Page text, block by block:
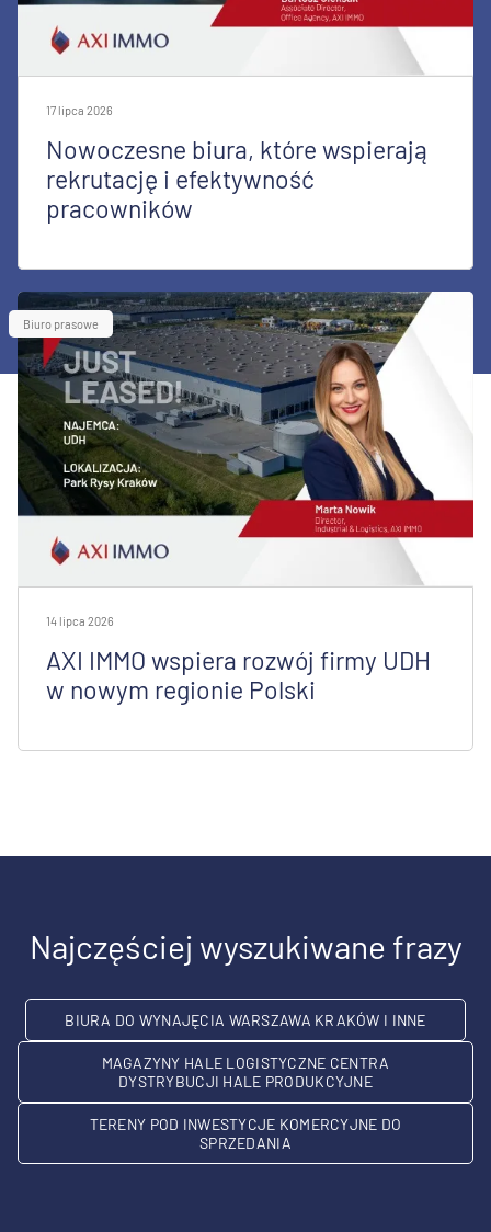
17 lipca 2026
Nowoczesne biura, które wspierają
rekrutację i efektywność
pracowników
Biuro prasowe
14 lipca 2026
AXI IMMO wspiera rozwój firmy UDH
w nowym regionie Polski
Najczęściej wyszukiwane frazy
BIURA DO WYNAJĘCIA WARSZAWA KRAKÓW I INNE
MAGAZYNY HALE LOGISTYCZNE CENTRA
DYSTRYBUCJI HALE PRODUKCYJNE
TERENY POD INWESTYCJE KOMERCYJNE DO
SPRZEDANIA